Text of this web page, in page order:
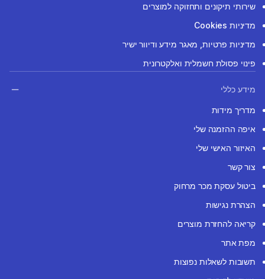
שירותי תיקונים ותחזוקה למוצרים
מדיניות Cookies
מדיניות פרטיות, מאגר מידע ודיוור ישיר
פינוי פסולת חשמלית ואלקטרונית
מידע כללי
מדריך מידות
איפה ההזמנה שלי
האיזור האישי שלי
צור קשר
ביטול עסקת מכר מרחוק
הצהרת נגישות
קריאה להחזרת מוצרים
מפת אתר
תשובות לשאלות נפוצות